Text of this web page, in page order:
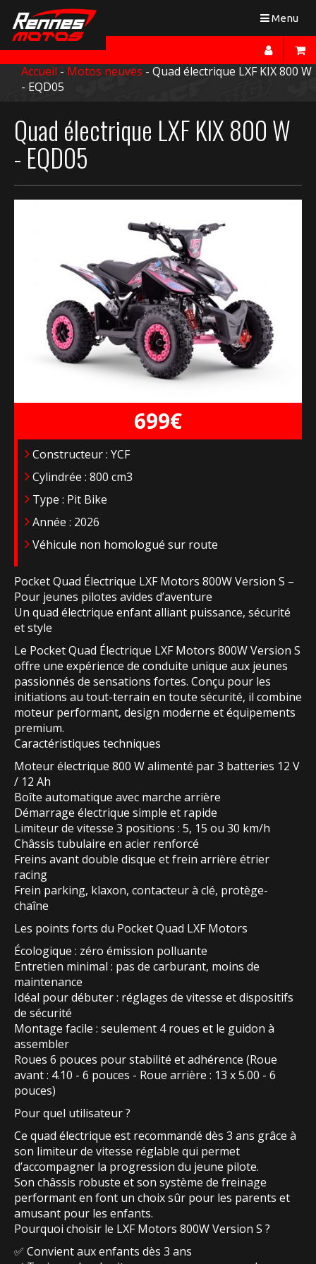
Toggle
Menu
Accueil - Motos neuves - Quad électrique LXF KIX 800 W
- EQD05
Quad électrique LXF KIX 800 W
- EQD05
699€
Constructeur : YCF
Cylindrée : 800 cm3
Type : Pit Bike
Année : 2026
Véhicule non homologué sur route
Pocket Quad Électrique LXF Motors 800W Version S –
Pour jeunes pilotes avides d’aventure
Un quad électrique enfant alliant puissance, sécurité
et style
Le Pocket Quad Électrique LXF Motors 800W Version S
offre une expérience de conduite unique aux jeunes
passionnés de sensations fortes. Conçu pour les
initiations au tout-terrain en toute sécurité, il combine
moteur performant, design moderne et équipements
premium.
Caractéristiques techniques
Moteur électrique 800 W alimenté par 3 batteries 12 V
/ 12 Ah
Boîte automatique avec marche arrière
Démarrage électrique simple et rapide
Limiteur de vitesse 3 positions : 5, 15 ou 30 km/h
Châssis tubulaire en acier renforcé
Freins avant double disque et frein arrière étrier
racing
Frein parking, klaxon, contacteur à clé, protège-
chaîne
Les points forts du Pocket Quad LXF Motors
Écologique : zéro émission polluante
Entretien minimal : pas de carburant, moins de
maintenance
Idéal pour débuter : réglages de vitesse et dispositifs
de sécurité
Montage facile : seulement 4 roues et le guidon à
assembler
Roues 6 pouces pour stabilité et adhérence (Roue
avant : 4.10 - 6 pouces - Roue arrière : 13 x 5.00 - 6
pouces)
Pour quel utilisateur ?
Ce quad électrique est recommandé dès 3 ans grâce à
son limiteur de vitesse réglable qui permet
d’accompagner la progression du jeune pilote.
Son châssis robuste et son système de freinage
performant en font un choix sûr pour les parents et
amusant pour les enfants.
Pourquoi choisir le LXF Motors 800W Version S ?
✅ Convient aux enfants dès 3 ans